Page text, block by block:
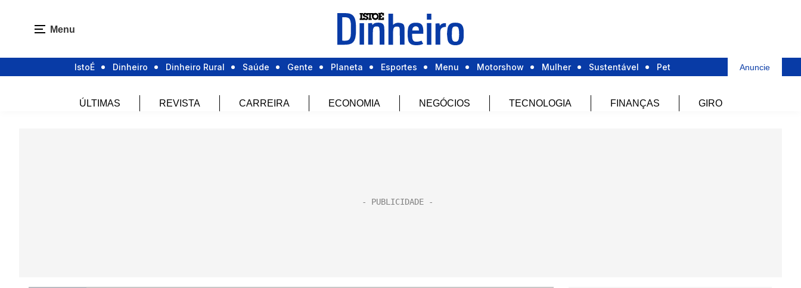
Menu
IstoÉ Dinheiro Dinheiro Rural Saúde Gente Planeta Esportes Menu Motorshow Mulher Sustentável Pet Anuncie
ÚLTIMAS REVISTA CARREIRA ECONOMIA NEGÓCIOS TECNOLOGIA FINANÇAS GIRO